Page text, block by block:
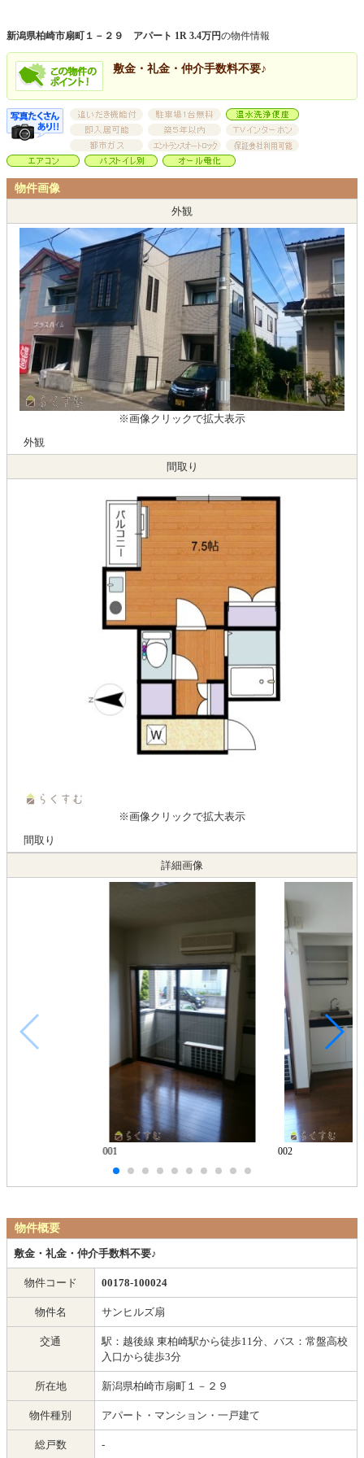
新潟県柏崎市扇町１－２９ アパート 1R 3.4万円の物件情報
敷金・礼金・仲介手数料不要♪
物件画像
外観
間取り
※画像クリックで拡大表示
外観
※画像クリックで拡大表示
間取り
詳細画像
001 002
物件概要
敷金・礼金・仲介手数料不要♪
物件コード 00178-100024
物件名 サンヒルズ扇
交通
駅：越後線 東柏崎駅から徒歩11分、バス：常盤高校
入口から徒歩3分
所在地 新潟県柏崎市扇町１－２９
物件種別 アパート・マンション・一戸建て
総戸数 -